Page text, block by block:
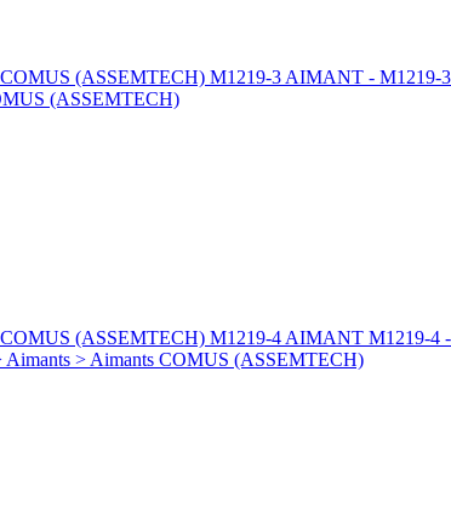
(ASSEMTECH) M1219-3 AIMANT - M1219-
(ASSEMTECH)
(ASSEMTECH) M1219-4 AIMANT M1219-4
> Aimants COMUS (ASSEMTECH)